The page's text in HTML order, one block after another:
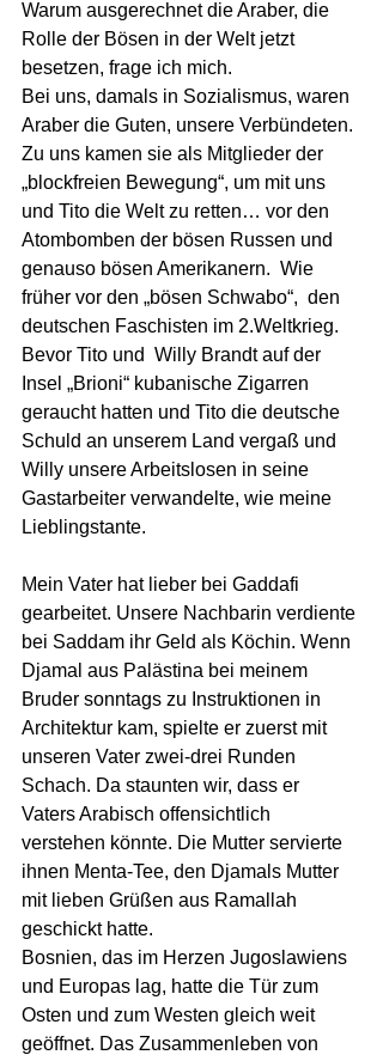
Warum ausgerechnet die Araber, die
Rolle der Bösen in der Welt jetzt
besetzen, frage ich mich.
Bei uns, damals in Sozialismus, waren
Araber die Guten, unsere Verbündeten.
Zu uns kamen sie als Mitglieder der
„blockfreien Bewegung“, um mit uns
und Tito die Welt zu retten… vor den
Atombomben der bösen Russen und
genauso bösen Amerikanern.  Wie
früher vor den „bösen Schwabo“,  den
deutschen Faschisten im 2.Weltkrieg.
Bevor Tito und  Willy Brandt auf der
Insel „Brioni“ kubanische Zigarren
geraucht hatten und Tito die deutsche
Schuld an unserem Land vergaß und
Willy unsere Arbeitslosen in seine
Gastarbeiter verwandelte, wie meine
Lieblingstante.
Mein Vater hat lieber bei Gaddafi
gearbeitet. Unsere Nachbarin verdiente
bei Saddam ihr Geld als Köchin. Wenn
Djamal aus Palästina bei meinem
Bruder sonntags zu Instruktionen in
Architektur kam, spielte er zuerst mit
unseren Vater zwei-drei Runden
Schach. Da staunten wir, dass er
Vaters Arabisch offensichtlich
verstehen könnte. Die Mutter servierte
ihnen Menta-Tee, den Djamals Mutter
mit lieben Grüßen aus Ramallah
geschickt hatte.
Bosnien, das im Herzen Jugoslawiens
und Europas lag, hatte die Tür zum
Osten und zum Westen gleich weit
geöffnet. Das Zusammenleben von